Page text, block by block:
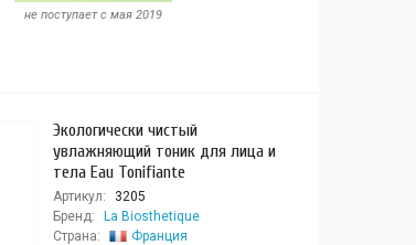
не поступает c мая 2019
Экологически чистый
увлажняющий тоник для лица и
тела Eau Tonifiante
Артикул:
3205
Бренд:
La Biosthetique
Страна:
Франция